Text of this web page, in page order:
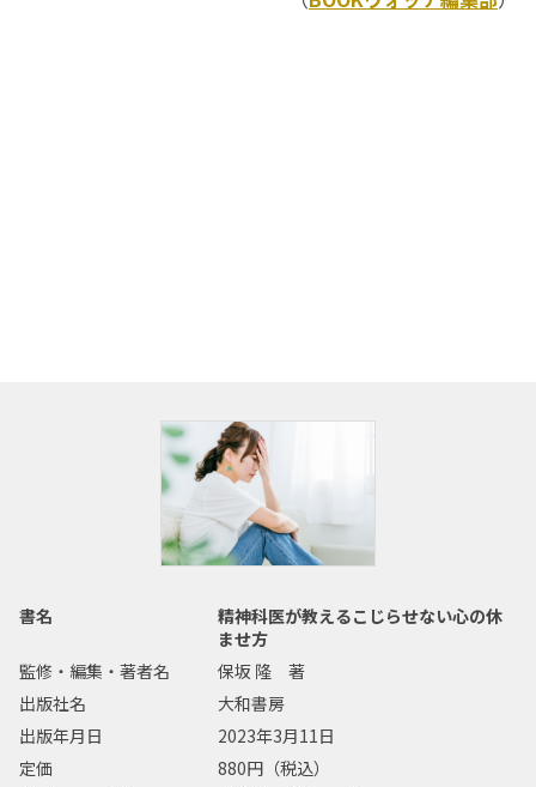
書名
精神科医が教えるこじらせない心の休
ませ方
監修・編集・著者名
保坂 隆 著
出版社名
大和書房
出版年月日
2023年3月11日
定価
880円（税込）